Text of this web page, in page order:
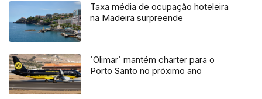
Taxa média de ocupação hoteleira
na Madeira surpreende
`Olimar` mantém charter para o
Porto Santo no próximo ano